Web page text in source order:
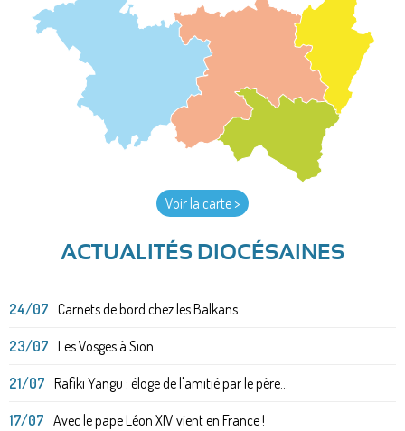
Voir la carte >
ACTUALITÉS DIOCÉSAINES
24/07 Carnets de bord chez les Balkans
23/07 Les Vosges à Sion
21/07 Rafiki Yangu : éloge de l'amitié par le père...
17/07 Avec le pape Léon XIV vient en France !